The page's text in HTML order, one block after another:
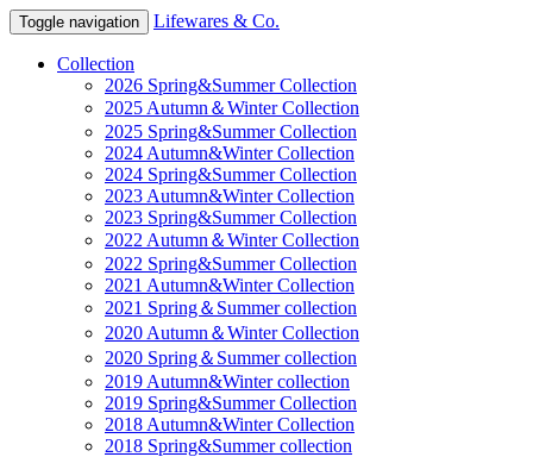
Toggle navigation Lifewares & Co.
Collection
2026 Spring&Summer Collection
2025 Autumn＆Winter Collection
2025 Spring&Summer Collection
2024 Autumn&Winter Collection
2024 Spring&Summer Collection
2023 Autumn&Winter Collection
2023 Spring&Summer Collection
2022 Autumn＆Winter Collection
2022 Spring&Summer Collection
2021 Autumn&Winter Collection
2021 Spring＆Summer collection
2020 Autumn＆Winter Collection
2020 Spring＆Summer collection
2019 Autumn&Winter collection
2019 Spring&Summer Collection
2018 Autumn&Winter Collection
2018 Spring&Summer collection